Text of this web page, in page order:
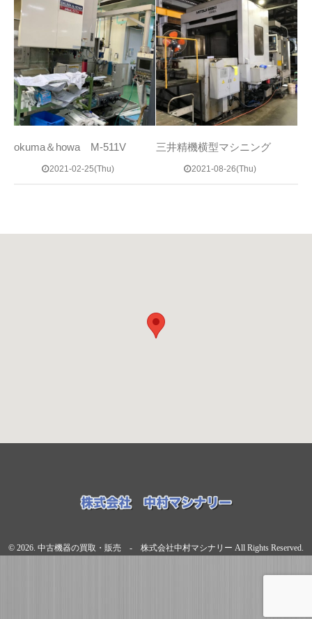
okuma＆howa M-511V
2021-02-25(Thu)
三井精機横型マシニング
2021-08-26(Thu)
© 2026. 中古機器の買取・販売 - 株式会社中村マシナリー All Rights Reserved.